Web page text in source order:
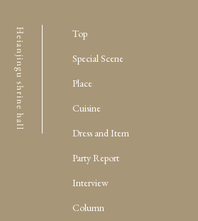
Top
Special Scene
Place
Cuisine
Dress and Item
Party Report
Interview
Column